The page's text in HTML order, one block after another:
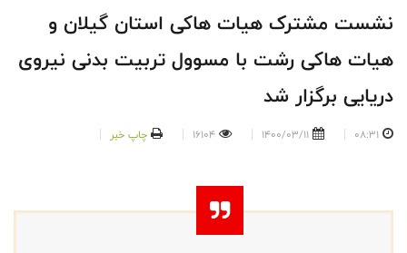
-
-
نشست مشترک هیات‌ ها‌کی استان گیلان و
هیات ها‌کی رشت با مسو‌ول تربیت بدنی نیروی
دریایی برگزار شد
08:31
1400/03/11
16104 چاپ خبر